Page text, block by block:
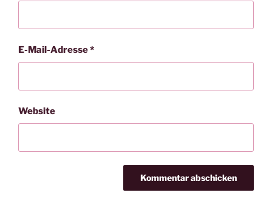
E-Mail-Adresse*
Website